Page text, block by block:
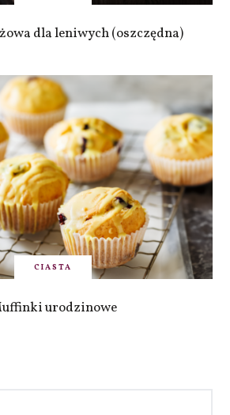
dla leniwych (oszczędna)
CIASTA
urodzinowe